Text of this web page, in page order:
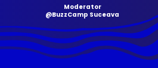
Moderator
@BuzzCamp Suceava